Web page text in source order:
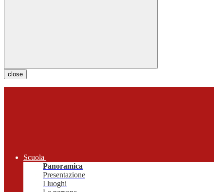
close
Scuola
Panoramica
Presentazione
I luoghi